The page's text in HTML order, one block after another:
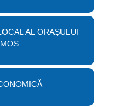
AL ORAȘULUI